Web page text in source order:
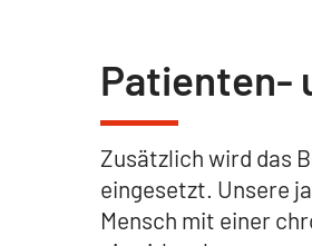
Patienten-
Zusätzlich wird das
eingesetzt. Unsere
Mensch mit einer